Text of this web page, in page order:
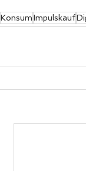
KonsumImpulskauf